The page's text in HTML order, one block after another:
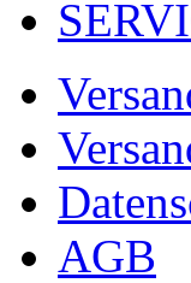
AGB